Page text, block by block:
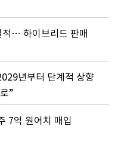
적… 하이브리드 판매
년부터 단계적 상향
”
7억 원어치 매입